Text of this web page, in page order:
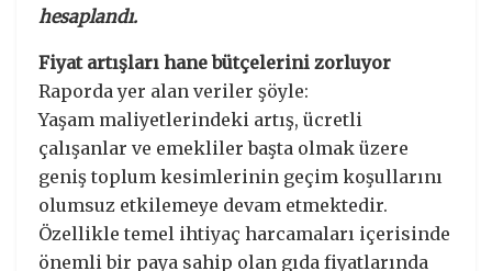
hesaplandı.
Fiyat artışları hane bütçelerini zorluyor
Raporda yer alan veriler şöyle:
Yaşam maliyetlerindeki artış, ücretli
çalışanlar ve emekliler başta olmak üzere
geniş toplum kesimlerinin geçim koşullarını
olumsuz etkilemeye devam etmektedir.
Özellikle temel ihtiyaç harcamaları içerisinde
önemli bir paya sahip olan gıda fiyatlarında